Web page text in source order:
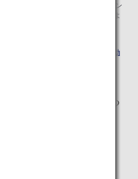
お知らせください。また、空港カウン
の60分前までにお越しくださいますよ
電動
シルバーカーなど）につ